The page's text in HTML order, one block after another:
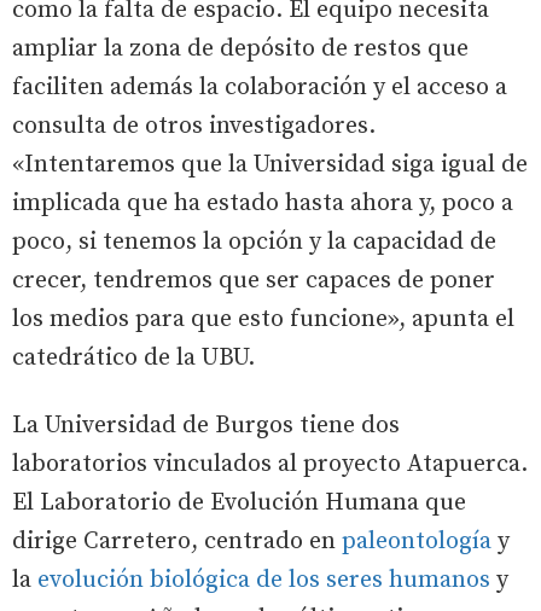
como la falta de espacio. El equipo necesita
ampliar la zona de depósito de restos que
faciliten además la colaboración y el acceso a
consulta de otros investigadores.
«Intentaremos que la Universidad siga igual de
implicada que ha estado hasta ahora y, poco a
poco, si tenemos la opción y la capacidad de
crecer, tendremos que ser capaces de poner
los medios para que esto funcione», apunta el
catedrático de la UBU.
La Universidad de Burgos tiene dos
laboratorios vinculados al proyecto Atapuerca.
El Laboratorio de Evolución Humana que
dirige Carretero, centrado en paleontología y
la evolución biológica de los seres humanos y